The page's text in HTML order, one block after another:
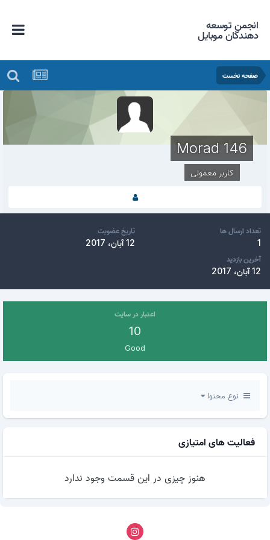
انجمن توسعه
دهندگان موبایل
صفحه نخست
Morad 146
کاربر معمولی
تعداد ارسال ها تاریخ عضویت
12 آبان، 2017
آخرین بازدید
12 آبان، 2017
اعتبار در سایت
10
Good
نوع محتوا
فعالیت های امتیازی
هنوز چیزی در این قسمت وجود ندارد